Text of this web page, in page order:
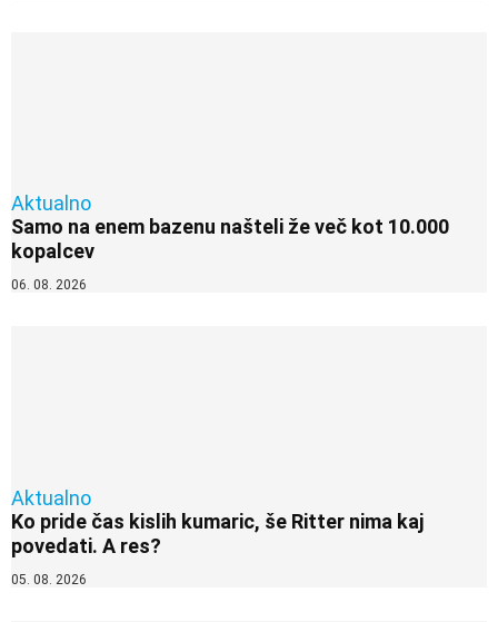
Aktualno
Samo na enem bazenu našteli že več kot 10.000
kopalcev
06. 08. 2026
Aktualno
Ko pride čas kislih kumaric, še Ritter nima kaj
povedati. A res?
05. 08. 2026